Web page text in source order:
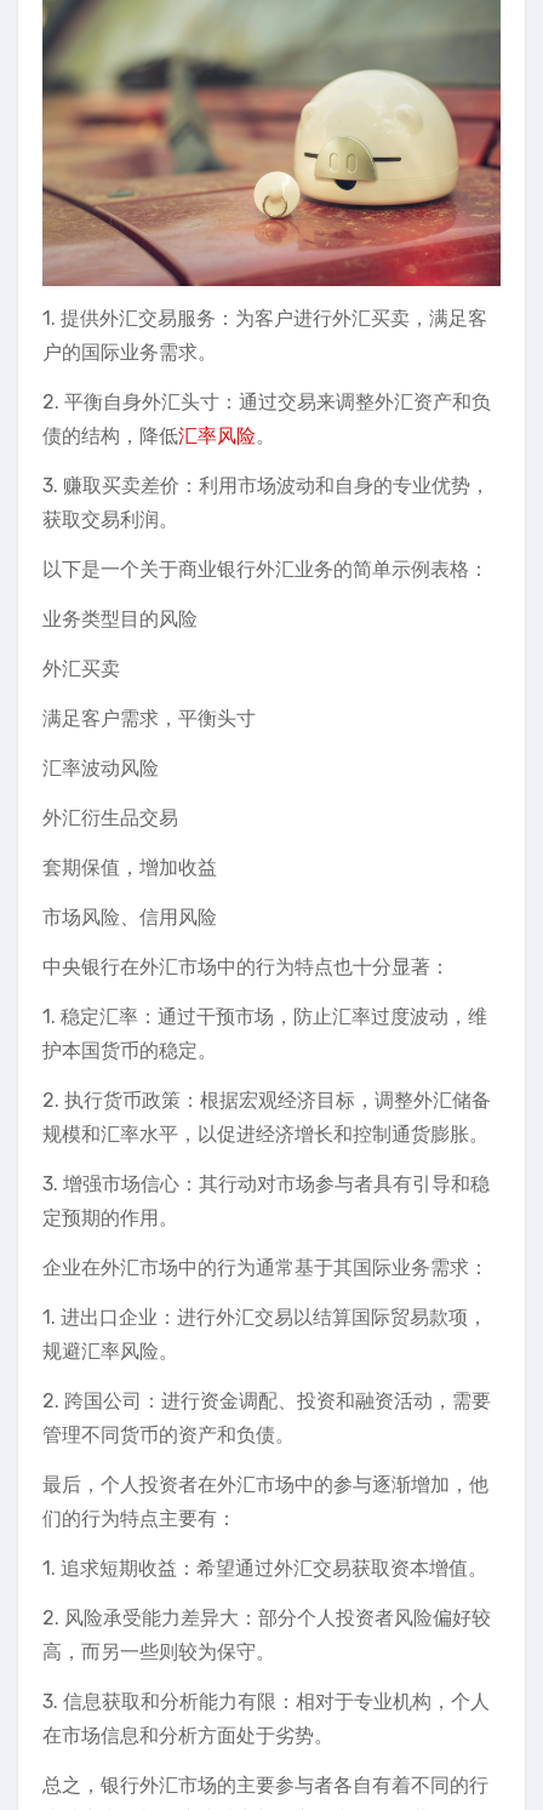
1. 提供外汇交易服务：为客户进行外汇买卖，满足客
户的国际业务需求。
2. 平衡自身外汇头寸：通过交易来调整外汇资产和负
债的结构，降低汇率风险。
3. 赚取买卖差价：利用市场波动和自身的专业优势，
获取交易利润。
以下是一个关于商业银行外汇业务的简单示例表格：
业务类型目的风险
外汇买卖
满足客户需求，平衡头寸
汇率波动风险
外汇衍生品交易
套期保值，增加收益
市场风险、信用风险
中央银行在外汇市场中的行为特点也十分显著：
1. 稳定汇率：通过干预市场，防止汇率过度波动，维
护本国货币的稳定。
2. 执行货币政策：根据宏观经济目标，调整外汇储备
规模和汇率水平，以促进经济增长和控制通货膨胀。
3. 增强市场信心：其行动对市场参与者具有引导和稳
定预期的作用。
企业在外汇市场中的行为通常基于其国际业务需求：
1. 进出口企业：进行外汇交易以结算国际贸易款项，
规避汇率风险。
2. 跨国公司：进行资金调配、投资和融资活动，需要
管理不同货币的资产和负债。
最后，个人投资者在外汇市场中的参与逐渐增加，他
们的行为特点主要有：
1. 追求短期收益：希望通过外汇交易获取资本增值。
2. 风险承受能力差异大：部分个人投资者风险偏好较
高，而另一些则较为保守。
3. 信息获取和分析能力有限：相对于专业机构，个人
在市场信息和分析方面处于劣势。
总之，银行外汇市场的主要参与者各自有着不同的行